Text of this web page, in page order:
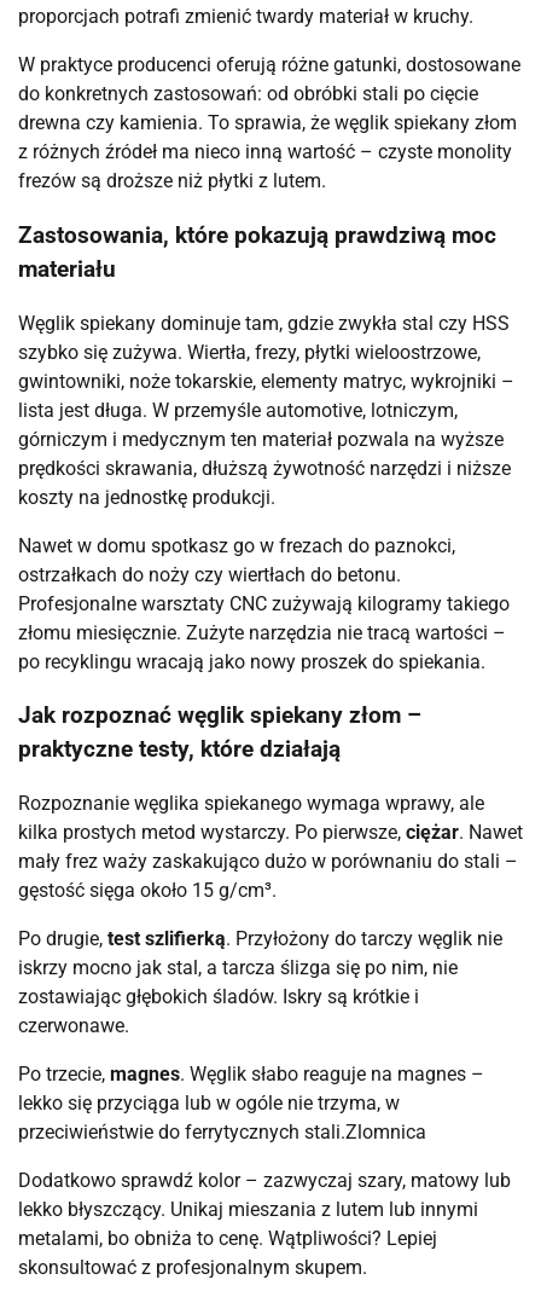
proporcjach potrafi zmienić twardy materiał w kruchy.
W praktyce producenci oferują różne gatunki, dostosowane
do konkretnych zastosowań: od obróbki stali po cięcie
drewna czy kamienia. To sprawia, że węglik spiekany złom
z różnych źródeł ma nieco inną wartość – czyste monolity
frezów są droższe niż płytki z lutem.
Zastosowania, które pokazują prawdziwą moc
materiału
Węglik spiekany dominuje tam, gdzie zwykła stal czy HSS
szybko się zużywa. Wiertła, frezy, płytki wieloostrzowe,
gwintowniki, noże tokarskie, elementy matryc, wykrojniki –
lista jest długa. W przemyśle automotive, lotniczym,
górniczym i medycznym ten materiał pozwala na wyższe
prędkości skrawania, dłuższą żywotność narzędzi i niższe
koszty na jednostkę produkcji.
Nawet w domu spotkasz go w frezach do paznokci,
ostrzałkach do noży czy wiertłach do betonu.
Profesjonalne warsztaty CNC zużywają kilogramy takiego
złomu miesięcznie. Zużyte narzędzia nie tracą wartości –
po recyklingu wracają jako nowy proszek do spiekania.
Jak rozpoznać węglik spiekany złom –
praktyczne testy, które działają
Rozpoznanie węglika spiekanego wymaga wprawy, ale
kilka prostych metod wystarczy. Po pierwsze, ciężar. Nawet
mały frez waży zaskakująco dużo w porównaniu do stali –
gęstość sięga około 15 g/cm³.
Po drugie, test szlifierką. Przyłożony do tarczy węglik nie
iskrzy mocno jak stal, a tarcza ślizga się po nim, nie
zostawiając głębokich śladów. Iskry są krótkie i
czerwonawe.
Po trzecie, magnes. Węglik słabo reaguje na magnes –
lekko się przyciąga lub w ogóle nie trzyma, w
przeciwieństwie do ferrytycznych stali.⁠Zlomnica
Dodatkowo sprawdź kolor – zazwyczaj szary, matowy lub
lekko błyszczący. Unikaj mieszania z lutem lub innymi
metalami, bo obniża to cenę. Wątpliwości? Lepiej
skonsultować z profesjonalnym skupem.